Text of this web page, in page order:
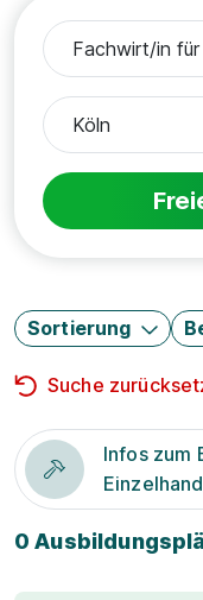
Sortierung
Suche
Infos zum
0